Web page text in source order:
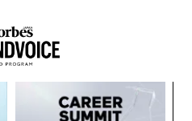
』愛蔵版
見栄えや、読者の意表を突
なったわけではない。それ